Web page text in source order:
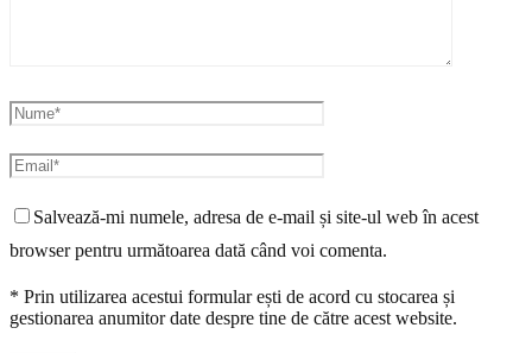
Salvează-mi numele, adresa de e-mail și site-ul web în acest
browser pentru următoarea dată când voi comenta.
* Prin utilizarea acestui formular ești de acord cu stocarea și
gestionarea anumitor date despre tine de către acest website.